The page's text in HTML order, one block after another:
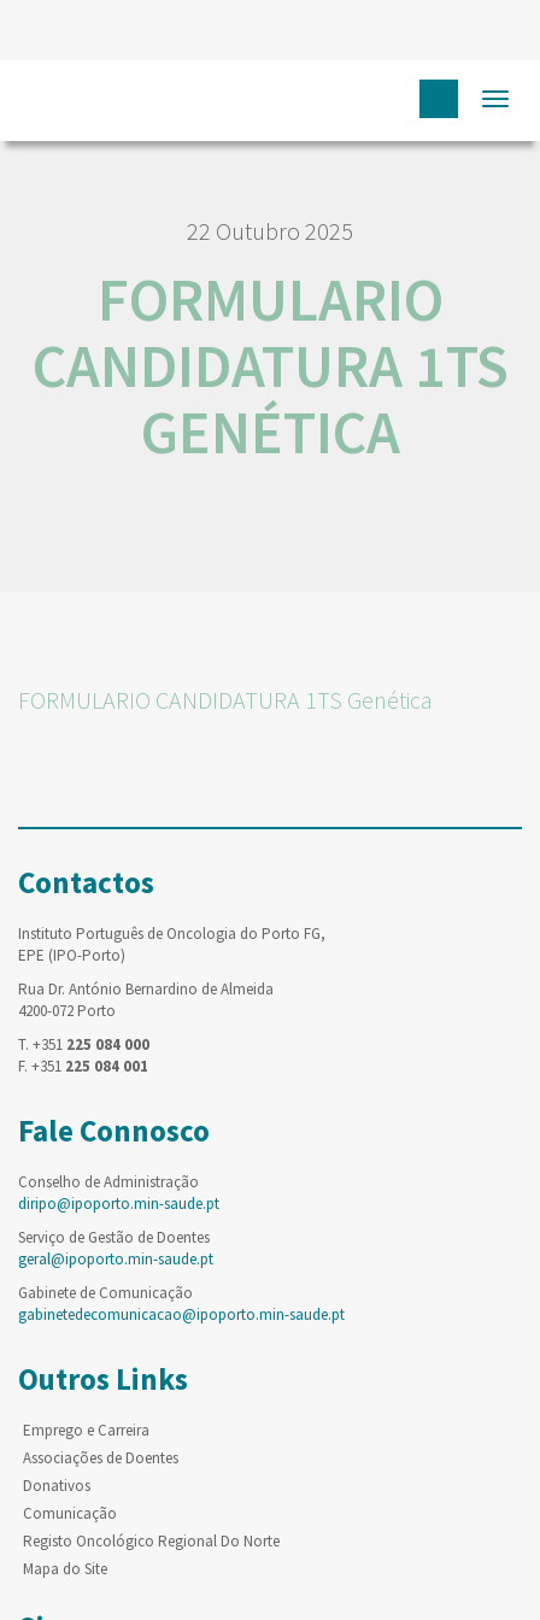
22 Outubro 2025
FORMULARIO
CANDIDATURA 1TS
GENÉTICA
FORMULARIO CANDIDATURA 1TS Genética
Contactos
Instituto Português de Oncologia do Porto FG,
EPE (IPO-Porto)
Rua Dr. António Bernardino de Almeida
4200-072 Porto
T. +351 225 084 000
F. +351 225 084 001
Fale Connosco
Conselho de Administração
diripo@ipoporto.min-saude.pt
Serviço de Gestão de Doentes
geral@ipoporto.min-saude.pt
Gabinete de Comunicação
gabinetedecomunicacao@ipoporto.min-saude.pt
Outros Links
Emprego e Carreira
Associações de Doentes
Donativos
Comunicação
Registo Oncológico Regional Do Norte
Mapa do Site